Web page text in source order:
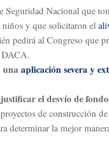
Seguridad Nacional que
niños y que solicitaron el
pedirá al Congreso que
DACA.
una aplicación severa y
el desvío de
de construcción
determinar la mejor